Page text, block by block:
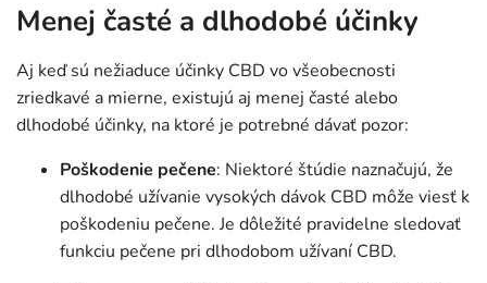
Menej časté a dlhodobé účinky
Aj keď sú nežiaduce účinky CBD vo všeobecnosti
zriedkavé a mierne, existujú aj menej časté alebo
dlhodobé účinky, na ktoré je potrebné dávať pozor:
Poškodenie pečene: Niektoré štúdie naznačujú, že
dlhodobé užívanie vysokých dávok CBD môže viesť k
poškodeniu pečene. Je dôležité pravidelne sledovať
funkciu pečene pri dlhodobom užívaní CBD.